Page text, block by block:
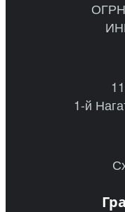
1-й